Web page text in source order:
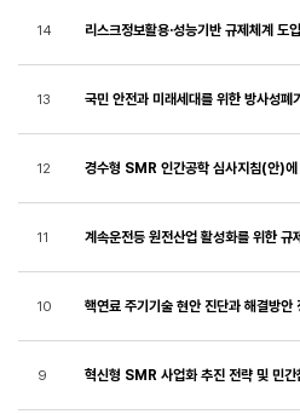
14
13
12
11 계속운전등 원전산업 활성화를 위한 규
10
9